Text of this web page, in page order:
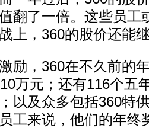
翻了一倍。这些员工
上，360的股价还能
，360在不久前的
万元；还有116个五
以及众多包括360特
工来说，他们的年终